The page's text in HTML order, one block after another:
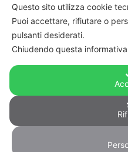
Copyright © 2026 - Codice
di Pesaro n. 140952 -
Questo sito utilizza cookie
Puoi accettare, rifiutare o
pulsanti desiderati.
Chiudendo questa